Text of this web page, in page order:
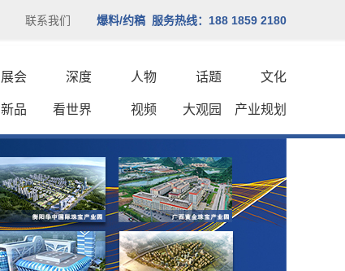
联系我们 爆料/约稿 服务热线：188 1859 2180
展会 深度 人物 话题 文化
新品 看世界 视频 大观园 产业规划